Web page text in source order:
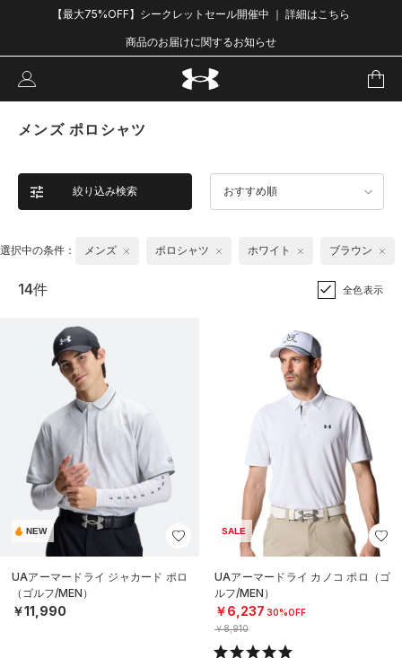
【最大75%OFF】シークレットセール開催中 ｜ 詳細はこちら
商品のお届けに関するお知らせ
メンズ ポロシャツ
絞り込み検索 おすすめ順
選択中の条件： メンズ ポロシャツ ホワイト ブラウン
14件 全色表示
NEW
UAアーマードライ ジャカード ポロ
（ゴルフ/MEN）
￥11,990
SALE
UAアーマードライ カノコ ポロ（ゴ
ルフ/MEN）
￥6,237 30%OFF
￥8,910